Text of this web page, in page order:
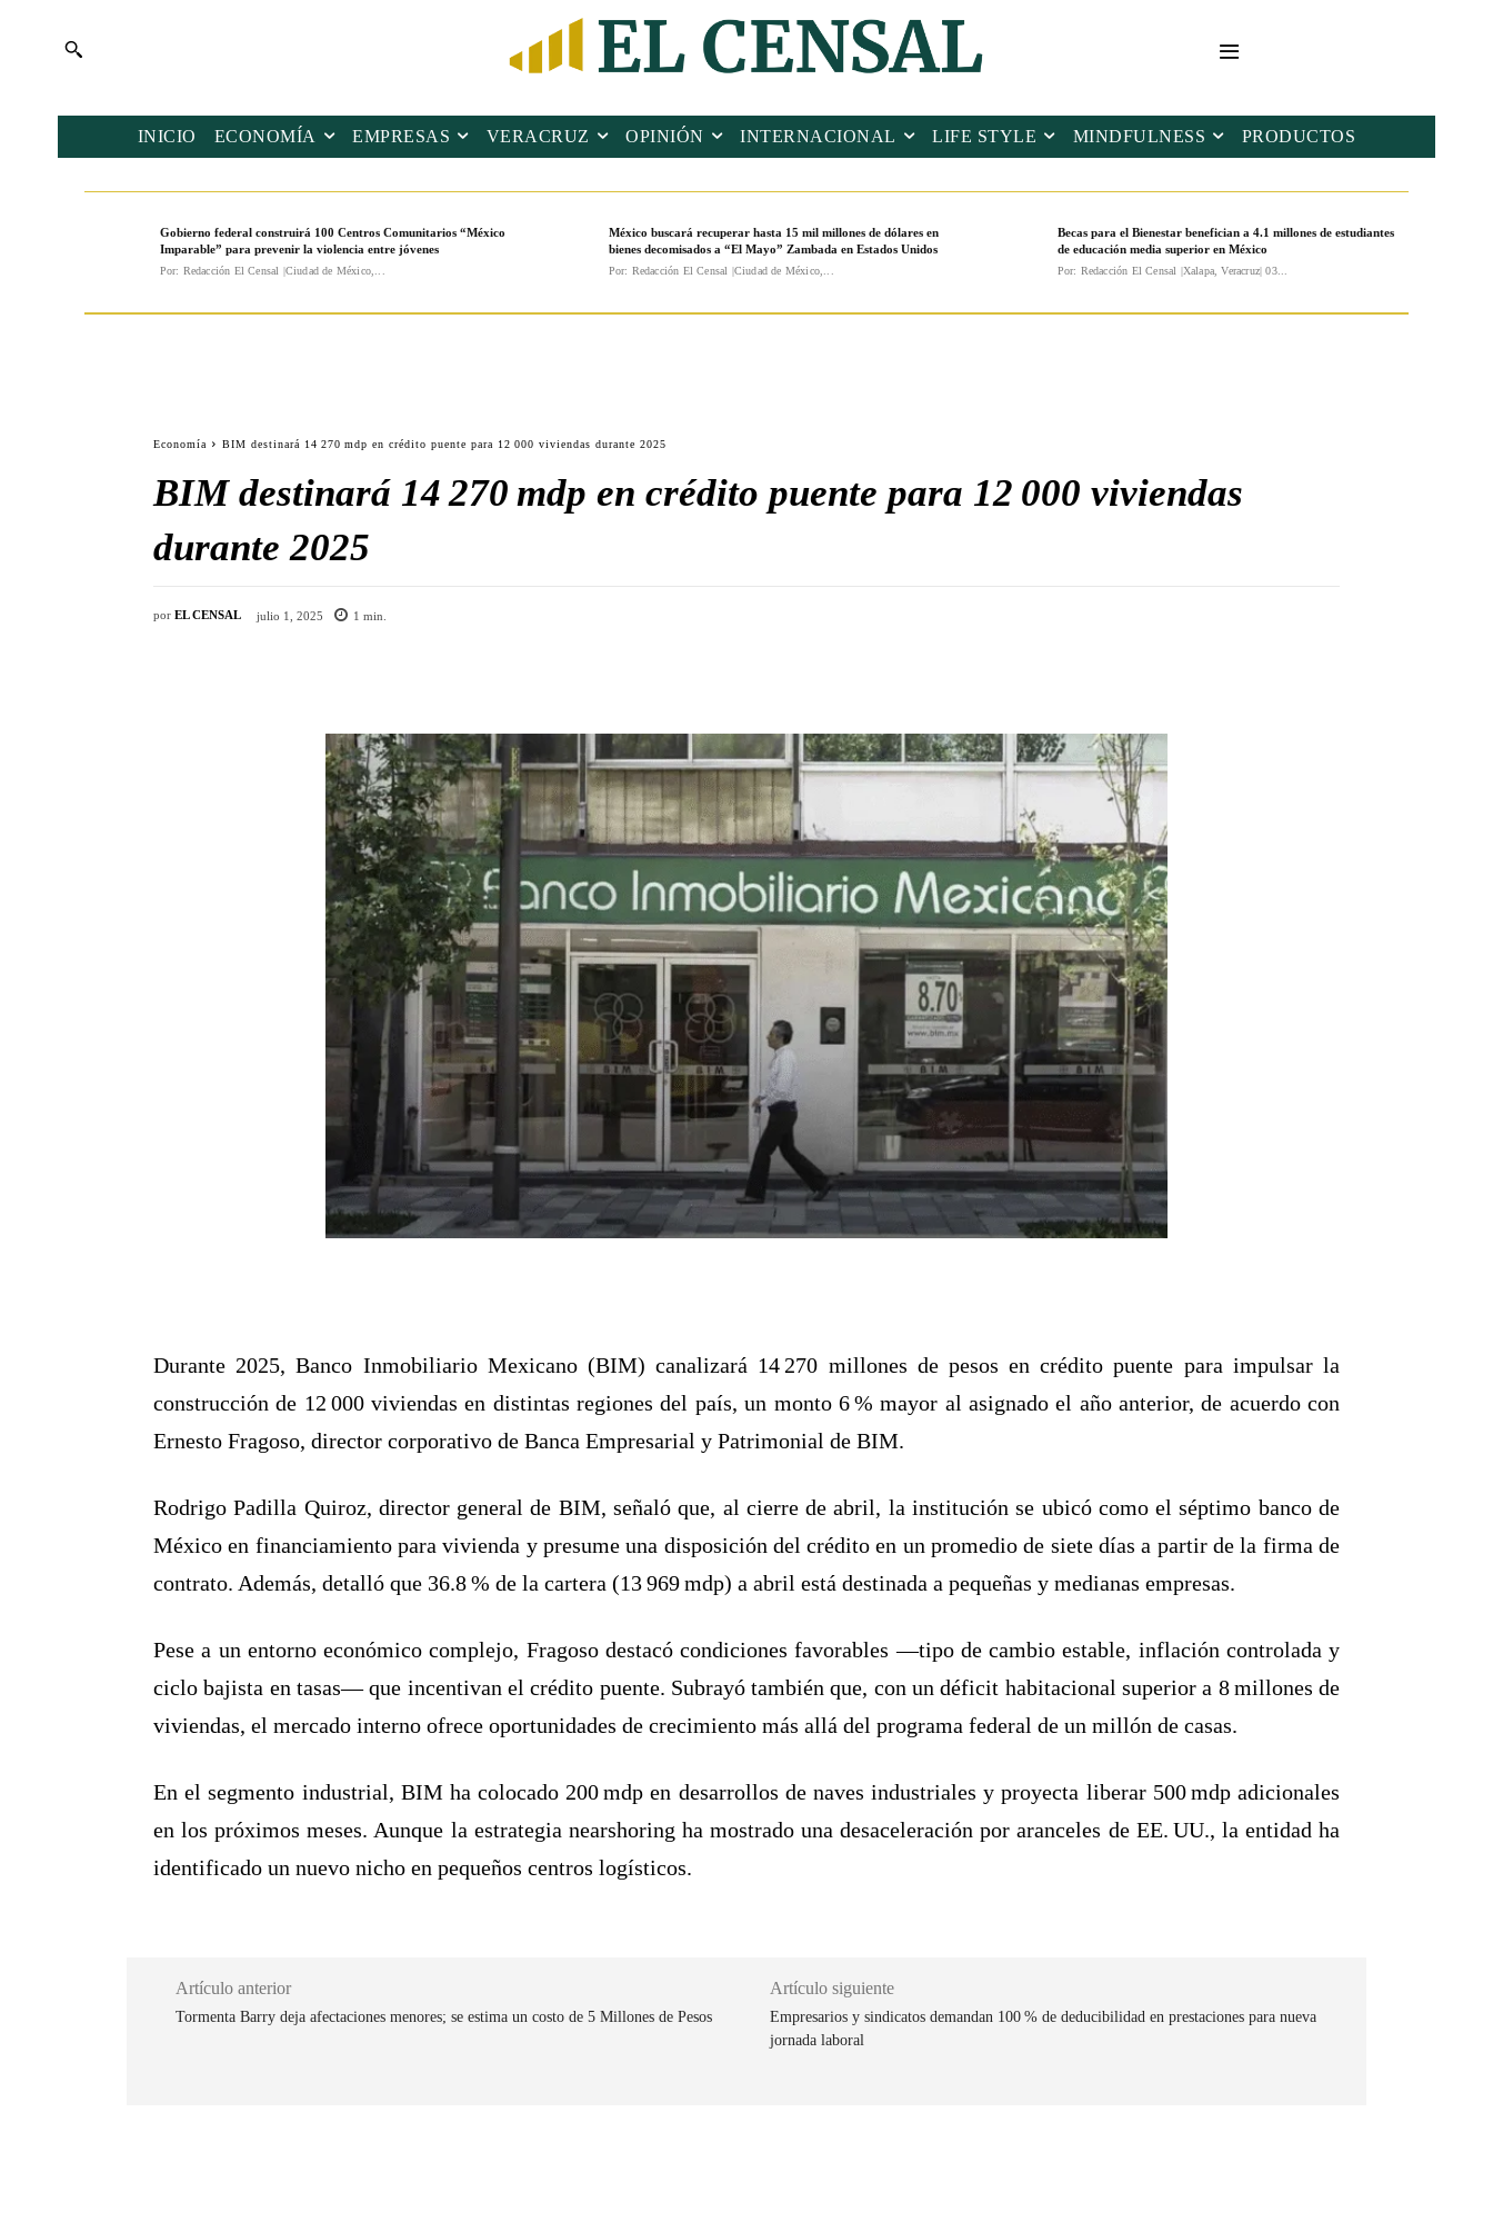
INICIO ECONOMÍA EMPRESAS VERACRUZ OPINIÓN INTERNACIONAL LIFE STYLE MINDFULNESS PRODUCTOS
Gobierno federal construirá 100 Centros Comunitarios “México
Imparable” para prevenir la violencia entre jóvenes
Por: Redacción El Censal |Ciudad de México,...
México buscará recuperar hasta 15 mil millones de dólares en
bienes decomisados a “El Mayo” Zambada en Estados Unidos
Por: Redacción El Censal |Ciudad de México,...
Becas para el Bienestar benefician a 4.1 millones de estudiantes
de educación media superior en México
Por: Redacción El Censal |Xalapa, Veracruz| 03...
Economía BIM destinará 14 270 mdp en crédito puente para 12 000 viviendas durante 2025
BIM destinará 14 270 mdp en crédito puente para 12 000 viviendas
durante 2025
por EL CENSAL julio 1, 2025 1 min.
Durante 2025, Banco Inmobiliario Mexicano (BIM) canalizará 14 270 millones de pesos en crédito puente para impulsar la
construcción de 12 000 viviendas en distintas regiones del país, un monto 6 % mayor al asignado el año anterior, de acuerdo con
Ernesto Fragoso, director corporativo de Banca Empresarial y Patrimonial de BIM.
Rodrigo Padilla Quiroz, director general de BIM, señaló que, al cierre de abril, la institución se ubicó como el séptimo banco de
México en financiamiento para vivienda y presume una disposición del crédito en un promedio de siete días a partir de la firma de
contrato. Además, detalló que 36.8 % de la cartera (13 969 mdp) a abril está destinada a pequeñas y medianas empresas.
Pese a un entorno económico complejo, Fragoso destacó condiciones favorables —tipo de cambio estable, inflación controlada y
ciclo bajista en tasas— que incentivan el crédito puente. Subrayó también que, con un déficit habitacional superior a 8 millones de
viviendas, el mercado interno ofrece oportunidades de crecimiento más allá del programa federal de un millón de casas.
En el segmento industrial, BIM ha colocado 200 mdp en desarrollos de naves industriales y proyecta liberar 500 mdp adicionales
en los próximos meses. Aunque la estrategia nearshoring ha mostrado una desaceleración por aranceles de EE. UU., la entidad ha
identificado un nuevo nicho en pequeños centros logísticos.
Artículo anterior
Tormenta Barry deja afectaciones menores; se estima un costo de 5 Millones de Pesos
Artículo siguiente
Empresarios y sindicatos demandan 100 % de deducibilidad en prestaciones para nueva
jornada laboral